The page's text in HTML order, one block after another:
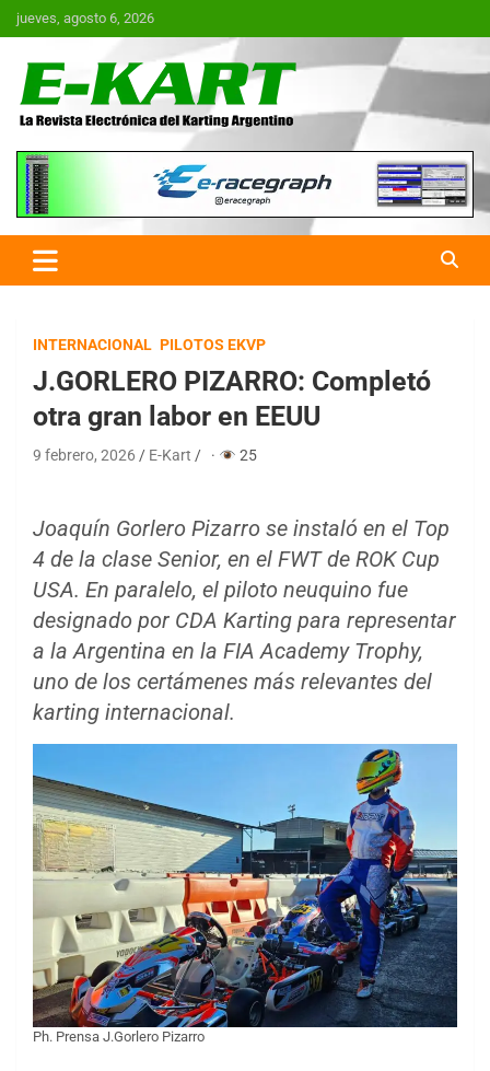
Saltar
al
jueves, agosto 6, 2026
E-Kart.com.ar | La Revista
Electrónica del Karting en
Argentina
INTERNACIONAL PILOTOS EKVP
J.GORLERO PIZARRO: Completó
otra gran labor en EEUU
9 febrero, 2026 E-Kart · 25
Joaquín Gorlero Pizarro se instaló en el Top
4 de la clase Senior, en el FWT de ROK Cup
USA. En paralelo, el piloto neuquino fue
designado por CDA Karting para representar
a la Argentina en la FIA Academy Trophy,
uno de los certámenes más relevantes del
karting internacional.
Ph. Prensa J.Gorlero Pizarro